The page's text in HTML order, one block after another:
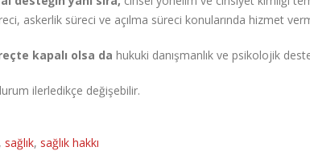
askerlik süreci ve açılma süreci konularında hizmet
kapalı olsa da hukuki danışmanlık ve psikolojik
ilerledikçe değişebilir.
, sağlık, sağlık hakkı